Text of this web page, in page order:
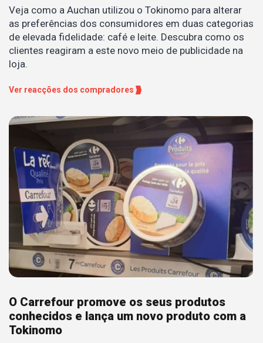
Veja como a Auchan utilizou o Tokinomo para alterar
as preferências dos consumidores em duas categorias
de elevada fidelidade: café e leite. Descubra como os
clientes reagiram a este novo meio de publicidade na
loja.
Ver reacções dos compradores
O Carrefour promove os seus produtos
conhecidos e lança um novo produto com a
Tokinomo